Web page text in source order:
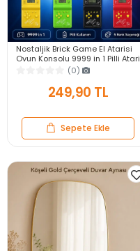
Nostaljik Brick Game El Atarisi
Oyun Konsolu 9999 in 1 Pilli Atari
Eğlenceli Çocuk Oyuncağı
(0)
249,90 TL
Sepete Ekle